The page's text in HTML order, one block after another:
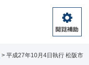
閲
覧
助
> 平成27年10月4日執行 松阪市